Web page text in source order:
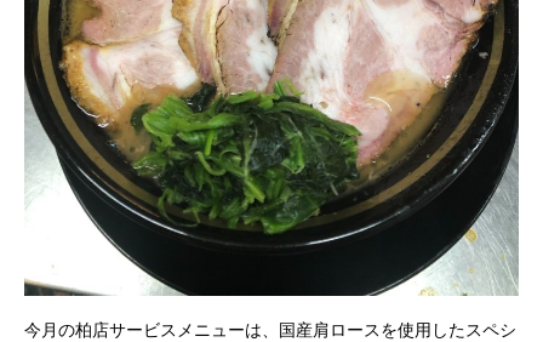
今月の柏店サービスメニューは、国産肩ロースを使用したスペシ